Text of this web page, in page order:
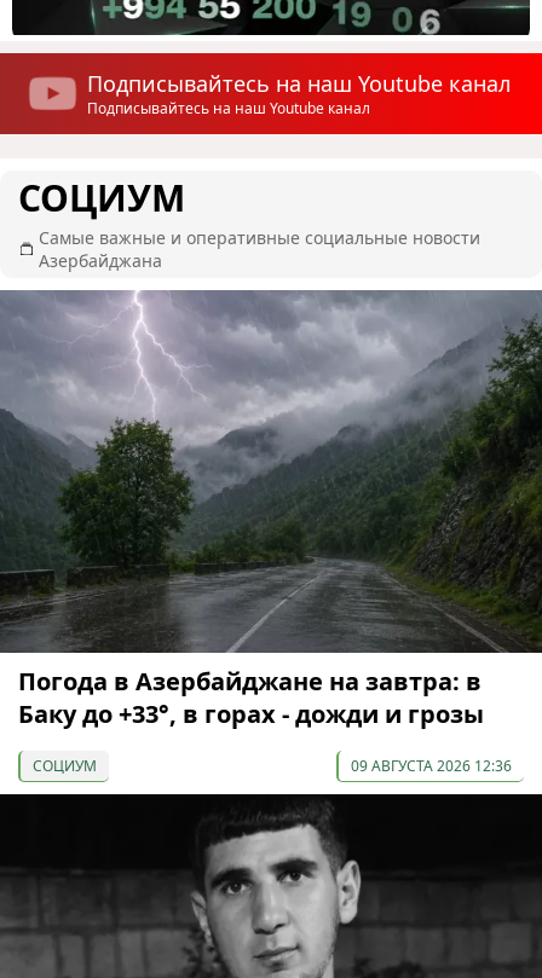
Подписывайтесь на наш Youtube канал
Подписывайтесь на наш Youtube канал
СОЦИУМ
Самые важные и оперативные социальные новости
Азербайджана
Погода в Азербайджане на завтра: в
Баку до +33°, в горах - дожди и грозы
СОЦИУМ 09 АВГУСТА 2026 12:36